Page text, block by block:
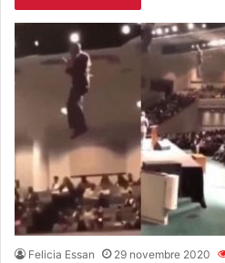
Felicia Essan 29 novembre 2020